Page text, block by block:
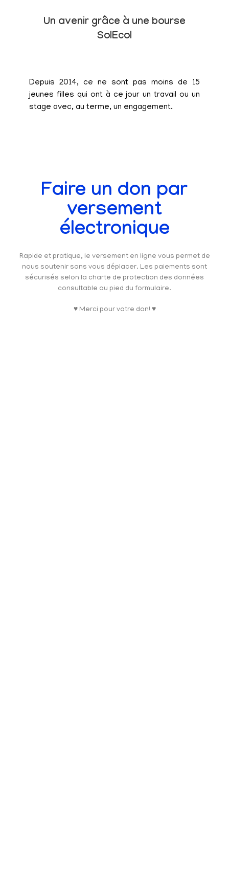
Un avenir grâce à une bourse
SolEcol
Depuis 2014, ce ne sont pas moins de 15
jeunes filles qui ont à ce jour un travail ou un
stage avec, au terme, un engagement.
Faire un don par
versement
électronique
Rapide et pratique, le versement en ligne vous permet de
nous soutenir sans vous déplacer. Les paiements sont
sécurisés selon la charte de protection des données
consultable au pied du formulaire.
♥ Merci pour votre don! ♥